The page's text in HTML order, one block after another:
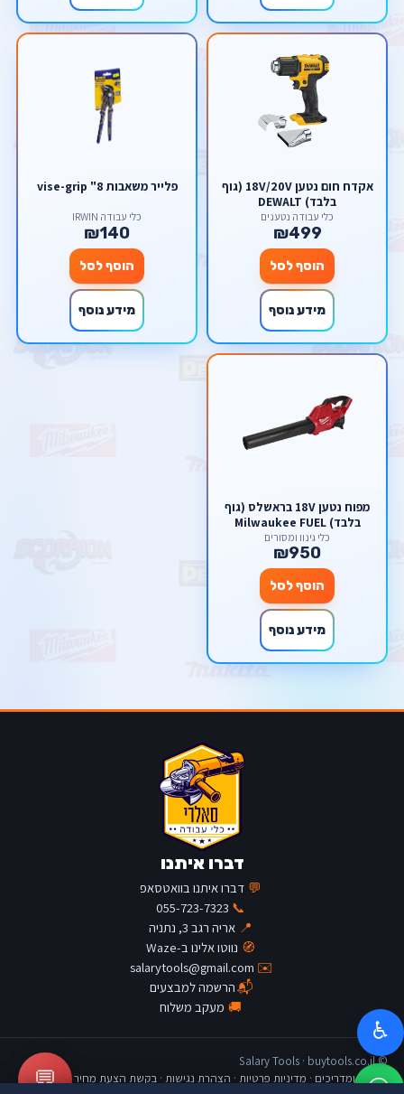
אקדח חום נטען 18V/20V (גוף
בלבד) DEWALT
כלי עבודה נטענים
₪499
הוסף לסל
מידע נוסף
פלייר משאבות 8" vise-grip
כלי עבודה IRWIN
₪140
הוסף לסל
מידע נוסף
מפוח נטען 18V בראשלס (גוף
בלבד) Milwaukee FUEL
כלי גינון ומסורים
₪950
הוסף לסל
מידע נוסף
דברו איתנו
💬 דברו איתנו בוואטסאפ
📞
055-723-7323
📍 אריה רגב 3, נתניה
🧭 נווטו אלינו ב-Waze
✉️
salarytools@gmail.com
📬הרשמה למבצעים
🚚 מעקב משלוח
© Salary Tools · buytools.co.il
כתבות ומדריכים · מדיניות פרטיות · הצהרת נגישות · בקשת הצעת מחיר 💬
♿